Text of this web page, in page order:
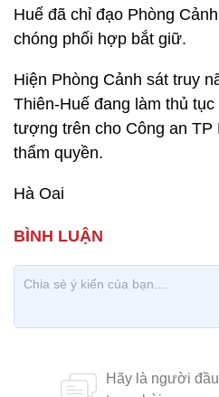
Huế đã chỉ đạo Phòng
chóng phối hợp bắt giữ.
Hiện Phòng Cảnh sát truy
Thiên-Huế đang làm thủ
tượng trên cho Công an
thẩm quyền.
Hà Oai